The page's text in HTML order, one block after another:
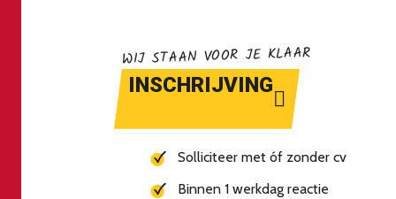
WIJ STAAN VOOR JE KLAAR
INSCHRIJVING
Solliciteer met óf zonder cv
Binnen 1 werkdag reactie